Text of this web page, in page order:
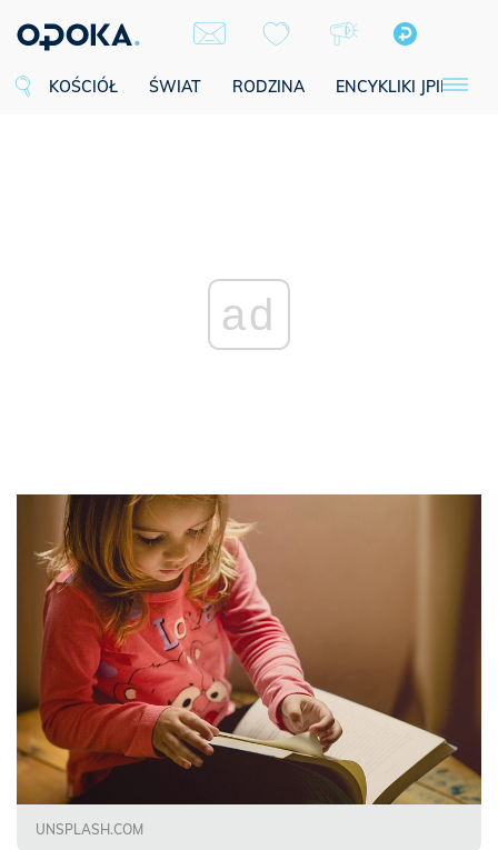
KOŚCIÓŁ ŚWIAT RODZINA ENCYKLIKI JPII
ad
UNSPLASH.COM